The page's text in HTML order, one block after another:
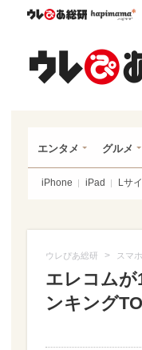
ウレぴあ
エンタメ グルメ
iPhone iPad Lサ
ウレぴあ総研 > スマ
エレコム
ンキング